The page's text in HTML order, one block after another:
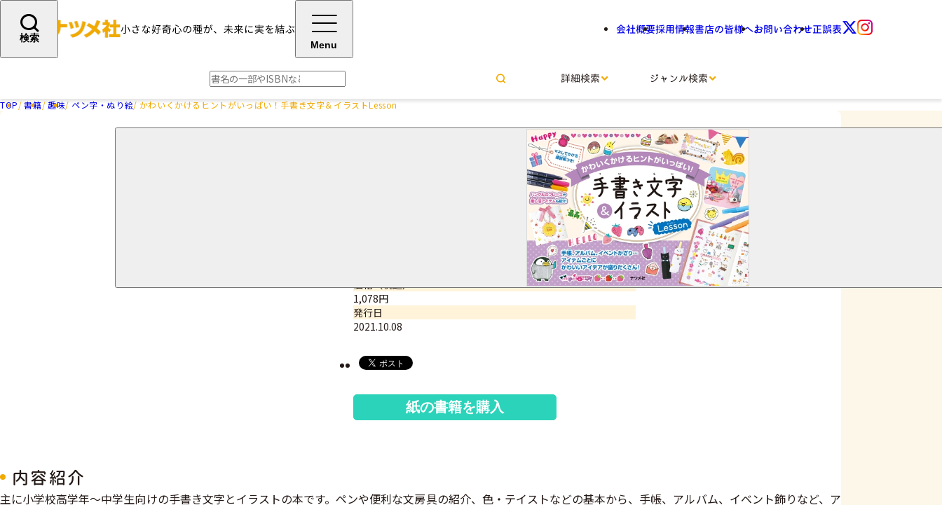
会社概要採用情報書店の皆様へお問い合わせ正誤表
検索
Menu
詳細検索 ジャンル検索
TOP 書籍 趣味 ペン字・ぬり絵 かわいくかけるヒントがいっぱい！手書き文字＆イラストLesson
かわいくかけるヒントがいっぱい！手書き文字＆イラ
価格（税込）
1,078円
発行日
2021.10.08
紙の書籍を購入
内容紹介
主に小学校高学年～中学生向けの手書き文字とイラストの本です。ペンや便利な文房具の紹介、色・テイストなどの基本から、手帳、アルバム、イベント飾りなど、ア